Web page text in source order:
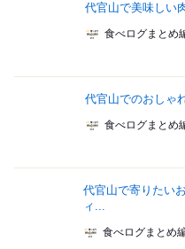
代官山で美味しい
食べログまとめ
代官山でのおしゃ
食べログまとめ
代官山で寄りたい
ィ...
食べログまとめ